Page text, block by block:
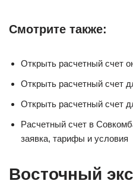
Смотрите также:
Открыть расчетный счет
Открыть расчетный
Открыть расчетный счет
Расчетный счет в
заявка, тарифы и условия
Восточный